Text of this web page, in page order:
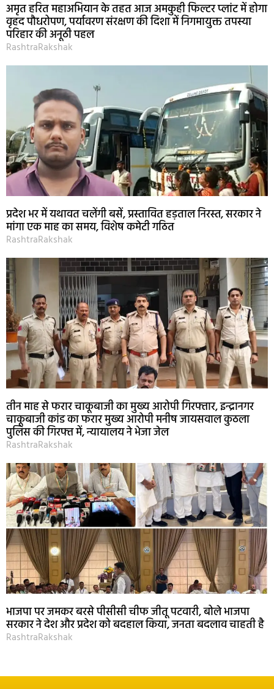
अमृत हरित महाअभियान के तहत आज अमकुही फिल्टर प्लांट में होगा
वृहद पौधरोपण, पर्यावरण संरक्षण की दिशा में निगमायुक्त तपस्या
परिहार की अनूठी पहल
RashtraRakshak
प्रदेश भर में यथावत चलेंगी बसें, प्रस्तावित हड़ताल निरस्त, सरकार ने
मांगा एक माह का समय, विशेष कमेटी गठित
RashtraRakshak
तीन माह से फरार चाकूबाजी का मुख्य आरोपी गिरफ्तार, इन्द्रानगर
चाकूबाजी कांड का फरार मुख्य आरोपी मनीष जायसवाल कुठला
पुलिस की गिरफ्त में, न्यायालय ने भेजा जेल
RashtraRakshak
भाजपा पर जमकर बरसे पीसीसी चीफ जीतू पटवारी, बोले भाजपा
सरकार ने देश और प्रदेश को बदहाल किया, जनता बदलाव चाहती है
RashtraRakshak